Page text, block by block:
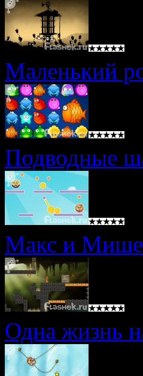
Маленький
Подводные
Макс и
Одна жизнь